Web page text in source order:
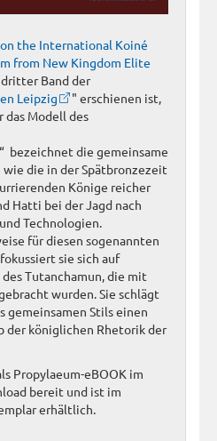
the International Koiné
from New Kingdom Elite
dritter Band der
Leipzig
" erschienen ist,
das Modell des
bezeichnet die gemeinsame
die in der Spätbronzezeit
Könige reicher
Hatti bei der Jagd nach
Technologien.
für diesen sogenannten
sie sich auf
Tutanchamun, die mit
wurden. Sie schlägt
gemeinsamen Stils einen
der königlichen Rhetorik der
Propylaeum-eBOOK im
bereit und ist im
erhältlich.